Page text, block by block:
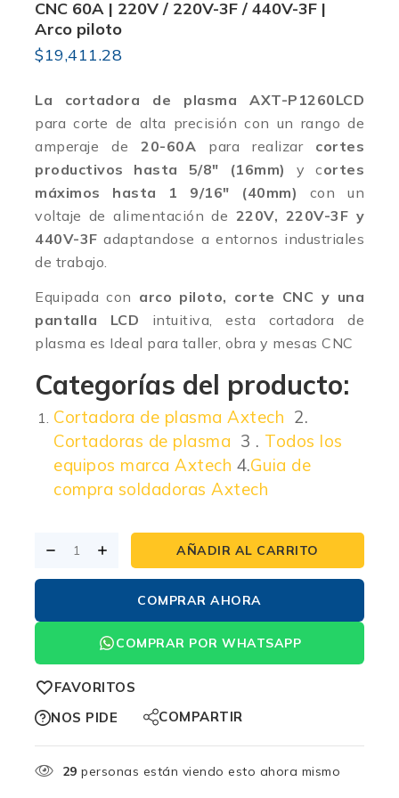
CNC 60A | 220V / 220V-3F / 440V-3F |
Arco piloto
$19,411.28
La cortadora de plasma AXT-P1260LCD
para corte de alta precisión con un rango de
amperaje de 20-60A para realizar cortes
productivos hasta 5/8″ (16mm)
y cortes
máximos hasta 1 9/16″ (40mm)
con un
voltaje de alimentación de 220V, 220V-3F y
440V-3F adaptandose a entornos industriales
de trabajo.
Equipada con arco piloto, corte CNC y una
pantalla LCD intuitiva, esta cortadora de
plasma es Ideal para taller, obra y mesas CNC
Categorías del producto:
Cortadora de plasma Axtech 2.
Cortadoras de plasma 3 . Todos los
equipos marca Axtech 4.Guia de
compra soldadoras Axtech
AÑADIR AL CARRITO
COMPRAR AHORA
COMPRAR POR WHATSAPP
FAVORITOS
NOS PIDE
COMPARTIR
29 personas están viendo esto ahora mismo